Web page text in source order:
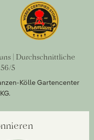
| Durchschnittliche
5
Kölle Gartencenter